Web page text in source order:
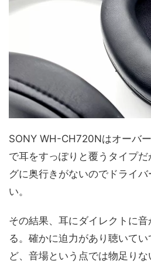
SONY WH-CH720Nはオーバ
で耳をすっぽりと覆うタイプ
グに奥行きがないのでドライ
い。
その結果、耳にダイレクトに音
る。確かに迫力があり聴いて
ど、音場という点では物足りな